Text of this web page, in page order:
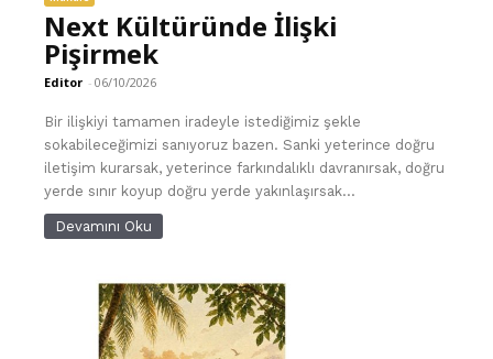
Next Kültüründe İlişki
Pişirmek
Editor - 06/10/2026
Bir ilişkiyi tamamen iradeyle istediğimiz şekle
sokabileceğimizi sanıyoruz bazen. Sanki yeterince doğru
iletişim kurarsak, yeterince farkındalıklı davranırsak, doğru
yerde sınır koyup doğru yerde yakınlaşırsak...
Devamını Oku